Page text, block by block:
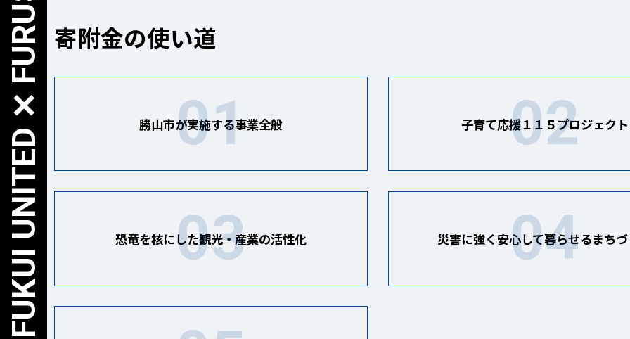
寄附金の使い道
勝山市が実施する事業全般 子育て応援１１５プロジェクト
恐竜を核にした観光・産業の活性化 災害に強く安心して暮らせるまち